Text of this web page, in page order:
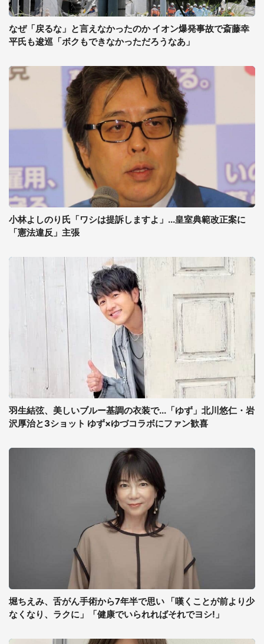
なぜ「戻るな」と言えなかったのか イオン爆発事故で斎藤幸
平氏も逡巡「ボクもできなかっただろうなあ」
小林よしのり氏「ワシは提訴しますよ」...皇室典範改正案に
「憲法違反」主張
羽生結弦、美しいブルー基調の衣装で...「ゆず」北川悠仁・岩
沢厚治と3ショット ゆず×ゆづコラボにファン歓喜
堀ちえみ、舌がん手術から7年半で思い 「嘆くことが前より少
なくなり、ラクに」「健康でいられればそれでヨシ!」